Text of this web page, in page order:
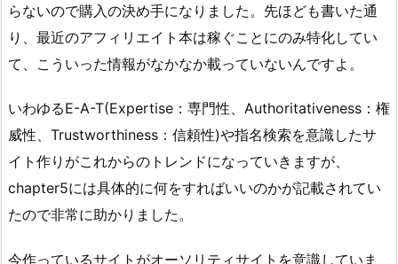
らないので購入の決め手になりました。先ほども書いた通
り、最近のアフィリエイト本は稼ぐことにのみ特化してい
て、こういった情報がなかなか載っていないんですよ。
いわゆるE-A-T(Expertise：専門性、Authoritativeness：権
威性、Trustworthiness：信頼性)や指名検索を意識したサ
イト作りがこれからのトレンドになっていきますが、
chapter5には具体的に何をすればいいのかが記載されてい
たので非常に助かりました。
今作っているサイトがオーソリティサイトを意識していま